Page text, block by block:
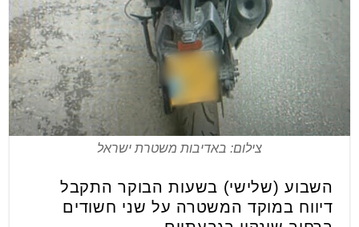
צילום: באדיבות משטרת ישראל
השבוע (שלישי) בשעות הבוקר התקבל
דיווח במוקד המשטרה על שני חשודים